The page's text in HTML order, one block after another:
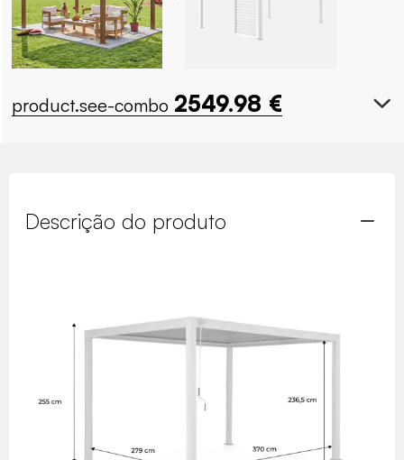
product.see-combo 2549.98 €
Descrição do produto